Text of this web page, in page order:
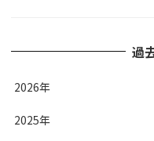
過
2026年
2025年